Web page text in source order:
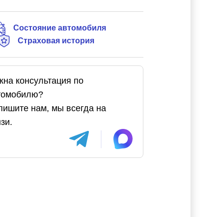
Состояние автомобиля
Страховая история
консультация по
нам, мы всегда на